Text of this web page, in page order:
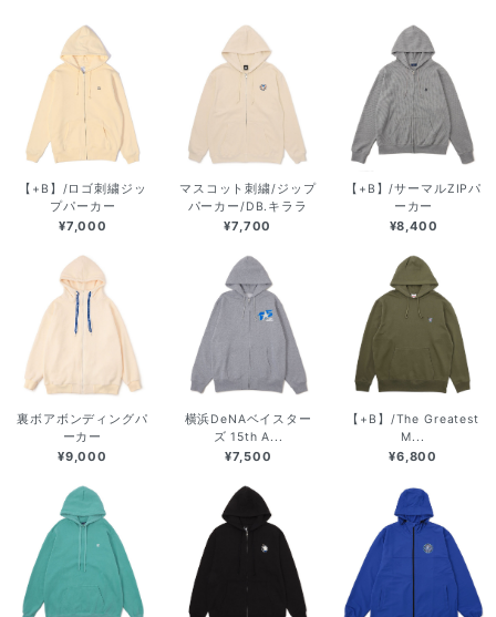
【+B】/ロゴ刺繍ジッ
プパーカー
¥7,000
マスコット刺繍/ジップ
パーカー/DB.キララ
¥7,700
【+B】/サーマルZIPパ
ーカー
¥8,400
裏ボアボンディングパ
ーカー
¥9,000
横浜DeNAベイスター
ズ 15th A...
¥7,500
【+B】/The Greatest
M...
¥6,800